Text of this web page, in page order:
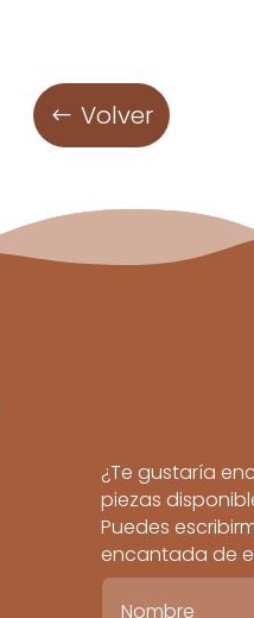
Volver
¿Te gustaría
piezas
Puedes
encantada de